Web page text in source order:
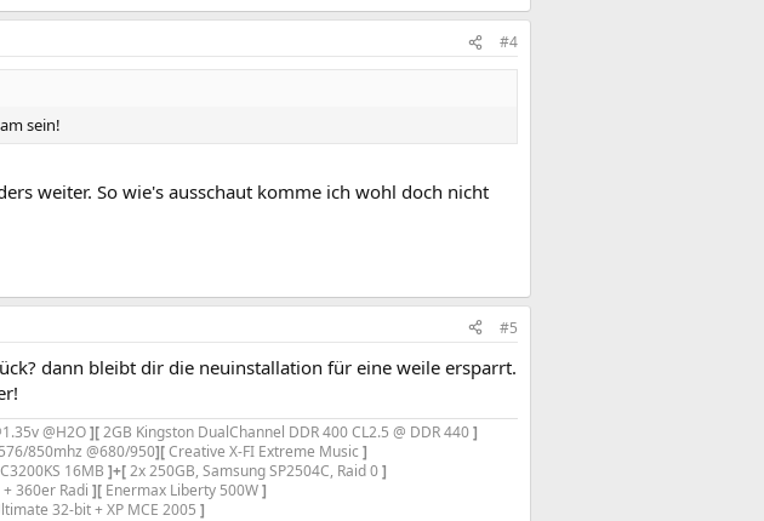
#4
sein!
weiter. So wie's ausschaut komme ich wohl doch nicht
#5
dann bleibt dir die neuinstallation für eine weile ersparrt.
@H2O][2GB Kingston DualChannel DDR 400 CL2.5 @ DDR 440]
850mhz @680/950][Creative X-FI Extreme Music ]
16MB ]+[2x 250GB, Samsung SP2504C, Raid 0]
360er Radi ][Enermax Liberty 500W]
32-bit + XP MCE 2005 ]